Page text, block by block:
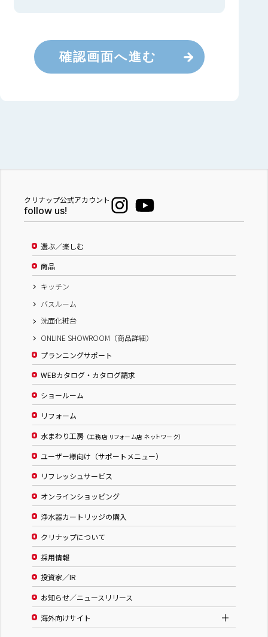
確認画面へ進む
クリナップ公式アカウント
follow us!
選ぶ／楽しむ
商品
キッチン
バスルーム
洗面化粧台
ONLINE SHOWROOM（商品詳細）
プランニングサポート
WEBカタログ・カタログ請求
ショールーム
リフォーム
水まわり工房 （工務店 リフォーム店 ネットワーク）
ユーザー様向け（サポートメニュー）
リフレッシュサービス
オンラインショッピング
浄水器カートリッジの購入
クリナップについて
採用情報
投資家／IR
お知らせ／ニュースリリース
海外向けサイト